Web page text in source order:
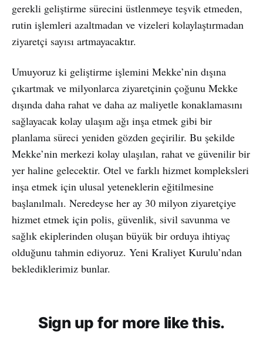
gerekli geliştirme sürecini üstlenmeye teşvik etmeden,
rutin işlemleri azaltmadan ve vizeleri kolaylaştırmadan
ziyaretçi sayısı artmayacaktır.
Umuyoruz ki geliştirme işlemini Mekke’nin dışına
çıkartmak ve milyonlarca ziyaretçinin çoğunu Mekke
dışında daha rahat ve daha az maliyetle konaklamasını
sağlayacak kolay ulaşım ağı inşa etmek gibi bir
planlama süreci yeniden gözden geçirilir. Bu şekilde
Mekke’nin merkezi kolay ulaşılan, rahat ve güvenilir bir
yer haline gelecektir. Otel ve farklı hizmet kompleksleri
inşa etmek için ulusal yeteneklerin eğitilmesine
başlanılmalı. Neredeyse her ay 30 milyon ziyaretçiye
hizmet etmek için polis, güvenlik, sivil savunma ve
sağlık ekiplerinden oluşan büyük bir orduya ihtiyaç
olduğunu tahmin ediyoruz. Yeni Kraliyet Kurulu’ndan
beklediklerimiz bunlar.
Sign up for more like this.